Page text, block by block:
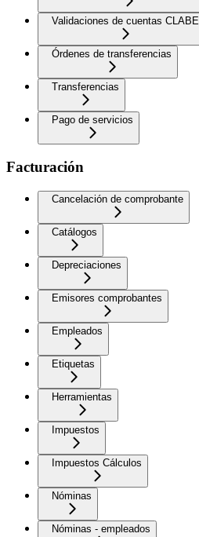
Validaciones de cuentas CLABE
Órdenes de transferencias
Transferencias
Pago de servicios
Facturación
Cancelación de comprobante
Catálogos
Depreciaciones
Emisores comprobantes
Empleados
Etiquetas
Herramientas
Impuestos
Impuestos Cálculos
Nóminas
Nóminas - empleados